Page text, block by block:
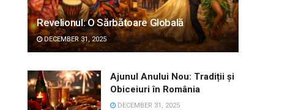
Revelionul: O Sărbătoare Globală
DECEMBER 31, 2025
Ajunul Anului Nou: Tradiții și
Obiceiuri în România
DECEMBER 31, 2025